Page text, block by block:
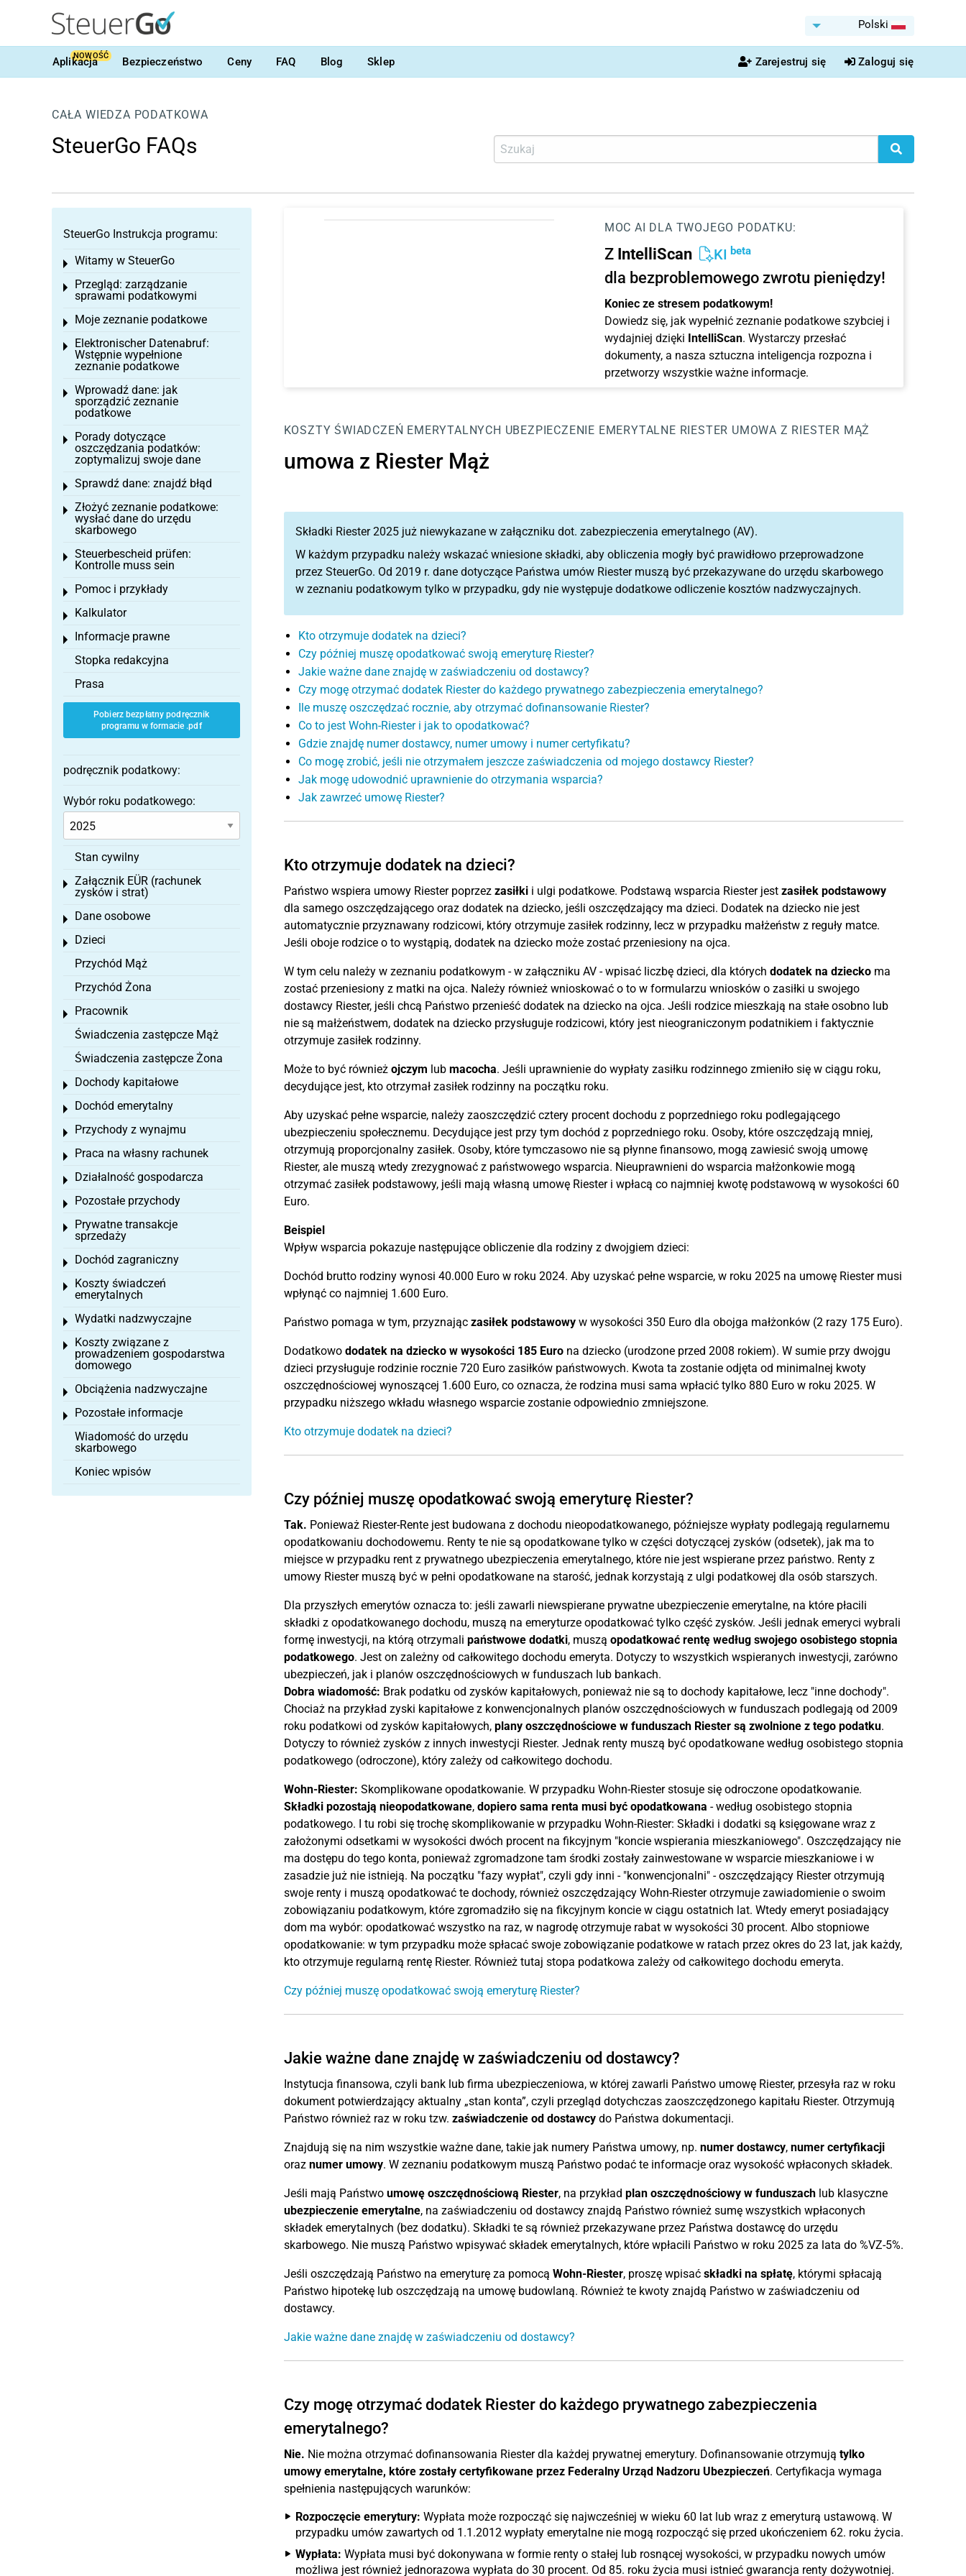
Polski
Aplikacja
NOWOŚĆ Bezpieczeństwo Ceny FAQ Blog Sklep Zarejestruj się Zaloguj się
CAŁA WIEDZA PODATKOWA
SteuerGo FAQs
MOC AI DLA TWOJEGO PODATKU:
Z IntelliScan KI beta
dla bezproblemowego zwrotu pieniędzy!
Koniec ze stresem podatkowym!
Dowiedz się, jak wypełnić zeznanie podatkowe szybciej i
wydajniej dzięki IntelliScan. Wystarczy przesłać
dokumenty, a nasza sztuczna inteligencja rozpozna i
przetworzy wszystkie ważne informacje.
KOSZTY ŚWIADCZEŃ EMERYTALNYCH UBEZPIECZENIE EMERYTALNE RIESTER UMOWA Z RIESTER MĄŻ
umowa z Riester Mąż
Składki Riester 2025 już niewykazane w załączniku dot. zabezpieczenia emerytalnego (AV).
W każdym przypadku należy wskazać wniesione składki, aby obliczenia mogły być prawidłowo przeprowadzone
przez SteuerGo. Od 2019 r. dane dotyczące Państwa umów Riester muszą być przekazywane do urzędu skarbowego
w zeznaniu podatkowym tylko w przypadku, gdy nie występuje dodatkowe odliczenie kosztów nadzwyczajnych.
Kto otrzymuje dodatek na dzieci?
Czy później muszę opodatkować swoją emeryturę Riester?
Jakie ważne dane znajdę w zaświadczeniu od dostawcy?
Czy mogę otrzymać dodatek Riester do każdego prywatnego zabezpieczenia emerytalnego?
Ile muszę oszczędzać rocznie, aby otrzymać dofinansowanie Riester?
Co to jest Wohn-Riester i jak to opodatkować?
Gdzie znajdę numer dostawcy, numer umowy i numer certyfikatu?
Co mogę zrobić, jeśli nie otrzymałem jeszcze zaświadczenia od mojego dostawcy Riester?
Jak mogę udowodnić uprawnienie do otrzymania wsparcia?
Jak zawrzeć umowę Riester?
Kto otrzymuje dodatek na dzieci?
Państwo wspiera umowy Riester poprzez zasiłkii ulgi podatkowe. Podstawą wsparcia Riester jest zasiłek podstawowy
dla samego oszczędzającego oraz dodatek na dziecko, jeśli oszczędzający ma dzieci. Dodatek na dziecko nie jest
automatycznie przyznawany rodzicowi, który otrzymuje zasiłek rodzinny, lecz w przypadku małżeństw z reguły matce.
Jeśli oboje rodzice o to wystąpią, dodatek na dziecko może zostać przeniesiony na ojca.
W tym celu należy w zeznaniu podatkowym - w załączniku AV - wpisać liczbę dzieci, dla których dodatek na dzieckoma
zostać przeniesiony z matki na ojca. Należy również wnioskować o to w formularzu wniosków o zasiłki u swojego
dostawcy Riester, jeśli chcą Państwo przenieść dodatek na dziecko na ojca. Jeśli rodzice mieszkają na stałe osobno lub
nie są małżeństwem, dodatek na dziecko przysługuje rodzicowi, który jest nieograniczonym podatnikiem i faktycznie
otrzymuje zasiłek rodzinny.
Może to być również ojczym lub macocha. Jeśli uprawnienie do wypłaty zasiłku rodzinnego zmieniło się w ciągu roku,
decydujące jest, kto otrzymał zasiłek rodzinny na początku roku.
Aby uzyskać pełne wsparcie, należy zaoszczędzić cztery procent dochodu z poprzedniego roku podlegającego
ubezpieczeniu społecznemu. Decydujące jest przy tym dochód z poprzedniego roku. Osoby, które oszczędzają mniej,
otrzymują proporcjonalny zasiłek. Osoby, które tymczasowo nie są płynne finansowo, mogą zawiesić swoją umowę
Riester, ale muszą wtedy zrezygnować z państwowego wsparcia. Nieuprawnieni do wsparcia małżonkowie mogą
otrzymać zasiłek podstawowy, jeśli mają własną umowę Riester i wpłacą co najmniej kwotę podstawową w wysokości 60
Euro.
Beispiel
Wpływ wsparcia pokazuje następujące obliczenie dla rodziny z dwojgiem dzieci:
Dochód brutto rodziny wynosi 40.000 Euro w roku 2024. Aby uzyskać pełne wsparcie, w roku 2025 na umowę Riester musi
wpłynąć co najmniej 1.600 Euro.
Państwo pomaga w tym, przyznając zasiłek podstawowyw wysokości 350 Euro dla obojga małżonków (2 razy 175 Euro).
Dodatkowo dodatek na dziecko w wysokości 185 Eurona dziecko (urodzone przed 2008 rokiem). W sumie przy dwojgu
dzieci przysługuje rodzinie rocznie 720 Euro zasiłków państwowych. Kwota ta zostanie odjęta od minimalnej kwoty
oszczędnościowej wynoszącej 1.600 Euro, co oznacza, że rodzina musi sama wpłacić tylko 880 Euro w roku 2025. W
przypadku niższego wkładu własnego wsparcie zostanie odpowiednio zmniejszone.
Kto otrzymuje dodatek na dzieci?
Czy później muszę opodatkować swoją emeryturę Riester?
Tak. Ponieważ Riester-Rente jest budowana z dochodu nieopodatkowanego, późniejsze wypłaty podlegają regularnemu
opodatkowaniu dochodowemu. Renty te nie są opodatkowane tylko w części dotyczącej zysków (odsetek), jak ma to
miejsce w przypadku rent z prywatnego ubezpieczenia emerytalnego, które nie jest wspierane przez państwo. Renty z
umowy Riester muszą być w pełni opodatkowane na starość, jednak korzystają z ulgi podatkowej dla osób starszych.
Dla przyszłych emerytów oznacza to: jeśli zawarli niewspierane prywatne ubezpieczenie emerytalne, na które płacili
składki z opodatkowanego dochodu, muszą na emeryturze opodatkować tylko część zysków. Jeśli jednak emeryci wybrali
formę inwestycji, na którą otrzymali państwowe dodatki, muszą opodatkować rentę według swojego osobistego stopnia
podatkowego. Jest on zależny od całkowitego dochodu emeryta. Dotyczy to wszystkich wspieranych inwestycji, zarówno
ubezpieczeń, jak i planów oszczędnościowych w funduszach lub bankach.
Dobra wiadomość: Brak podatku od zysków kapitałowych, ponieważ nie są to dochody kapitałowe, lecz "inne dochody".
Chociaż na przykład zyski kapitałowe z konwencjonalnych planów oszczędnościowych w funduszach podlegają od 2009
roku podatkowi od zysków kapitałowych, plany oszczędnościowe w funduszach Riester są zwolnione z tego podatku.
Dotyczy to również zysków z innych inwestycji Riester. Jednak renty muszą być opodatkowane według osobistego stopnia
podatkowego (odroczone), który zależy od całkowitego dochodu.
Wohn-Riester: Skomplikowane opodatkowanie. W przypadku Wohn-Riester stosuje się odroczone opodatkowanie.
Składki pozostają nieopodatkowane, dopiero sama renta musi być opodatkowana - według osobistego stopnia
podatkowego. I tu robi się trochę skomplikowanie w przypadku Wohn-Riester: Składki i dodatki są księgowane wraz z
założonymi odsetkami w wysokości dwóch procent na fikcyjnym "koncie wspierania mieszkaniowego". Oszczędzający nie
ma dostępu do tego konta, ponieważ zgromadzone tam środki zostały zainwestowane w wsparcie mieszkaniowe i w
zasadzie już nie istnieją. Na początku "fazy wypłat", czyli gdy inni - "konwencjonalni" - oszczędzający Riester otrzymują
swoje renty i muszą opodatkować te dochody, również oszczędzający Wohn-Riester otrzymuje zawiadomienie o swoim
zobowiązaniu podatkowym, które zgromadziło się na fikcyjnym koncie w ciągu ostatnich lat. Wtedy emeryt posiadający
dom ma wybór: opodatkować wszystko na raz, w nagrodę otrzymuje rabat w wysokości 30 procent. Albo stopniowe
opodatkowanie: w tym przypadku może spłacać swoje zobowiązanie podatkowe w ratach przez okres do 23 lat, jak każdy,
kto otrzymuje regularną rentę Riester. Również tutaj stopa podatkowa zależy od całkowitego dochodu emeryta.
Czy później muszę opodatkować swoją emeryturę Riester?
Jakie ważne dane znajdę w zaświadczeniu od dostawcy?
Instytucja finansowa, czyli bank lub firma ubezpieczeniowa, w której zawarli Państwo umowę Riester, przesyła raz w roku
dokument potwierdzający aktualny „stan konta”, czyli przegląd dotychczas zaoszczędzonego kapitału Riester. Otrzymują
Państwo również raz w roku tzw. zaświadczenie od dostawcydo Państwa dokumentacji.
Znajdują się na nim wszystkie ważne dane, takie jak numery Państwa umowy, np. numer dostawcy, numer certyfikacji
oraz numer umowy. W zeznaniu podatkowym muszą Państwo podać te informacje oraz wysokość wpłaconych składek.
Jeśli mają Państwo umowę oszczędnościową Riester, na przykład plan oszczędnościowy w funduszachlub klasyczne
ubezpieczenie emerytalne, na zaświadczeniu od dostawcy znajdą Państwo również sumę wszystkich wpłaconych
składek emerytalnych (bez dodatku). Składki te są również przekazywane przez Państwa dostawcę do urzędu
skarbowego. Nie muszą Państwo wpisywać składek emerytalnych, które wpłacili Państwo w roku 2025 za lata do %VZ-5%.
Jeśli oszczędzają Państwo na emeryturę za pomocą Wohn-Riester, proszę wpisać składki na spłatę, którymi spłacają
Państwo hipotekę lub oszczędzają na umowę budowlaną. Również te kwoty znajdą Państwo w zaświadczeniu od
dostawcy.
Jakie ważne dane znajdę w zaświadczeniu od dostawcy?
Czy mogę otrzymać dodatek Riester do każdego prywatnego zabezpieczenia
emerytalnego?
Nie. Nie można otrzymać dofinansowania Riester dla każdej prywatnej emerytury. Dofinansowanie otrzymują tylko
umowy emerytalne, które zostały certyfikowane przez Federalny Urząd Nadzoru Ubezpieczeń. Certyfikacja wymaga
spełnienia następujących warunków:
Rozpoczęcie emerytury: Wypłata może rozpocząć się najwcześniej w wieku 60 lat lub wraz z emeryturą ustawową. W
przypadku umów zawartych od 1.1.2012 wypłaty emerytalne nie mogą rozpocząć się przed ukończeniem 62. roku życia.
Wypłata: Wypłata musi być dokonywana w formie renty o stałej lub rosnącej wysokości, w przypadku nowych umów
możliwa jest również jednorazowa wypłata do 30 procent. Od 85. roku życia musi istnieć gwarancja renty dożywotniej.
SteuerGo Instrukcja programu:
Witamy w SteuerGo
Toggle menu
Przegląd: zarządzanie
sprawami podatkowymi
Toggle menu
Moje zeznanie podatkowe
Toggle menu
Elektronischer Datenabruf:
Wstępnie wypełnione
zeznanie podatkowe
Toggle menu
Wprowadź dane: jak
sporządzić zeznanie
podatkowe
Toggle menu
Porady dotyczące
oszczędzania podatków:
zoptymalizuj swoje dane
Toggle menu
Sprawdź dane: znajdź błąd
Toggle menu
Złożyć zeznanie podatkowe:
wysłać dane do urzędu
skarbowego
Toggle menu
Steuerbescheid prüfen:
Kontrolle muss sein
Toggle menu
Pomoc i przykłady
Toggle menu
Kalkulator
Toggle menu
Informacje prawne
Toggle menu
Stopka redakcyjna
Prasa
Pobierz bezpłatny podręcznik
programu w formacie .pdf
podręcznik podatkowy:
Wybór roku podatkowego:
Stan cywilny
Załącznik EÜR (rachunek
zysków i strat)
Toggle menu
Dane osobowe
Toggle menu
Dzieci
Toggle menu
Przychód Mąż
Przychód Żona
Pracownik
Toggle menu
Świadczenia zastępcze Mąż
Świadczenia zastępcze Żona
Dochody kapitałowe
Toggle menu
Dochód emerytalny
Toggle menu
Przychody z wynajmu
Toggle menu
Praca na własny rachunek
Toggle menu
Działalność gospodarcza
Toggle menu
Pozostałe przychody
Toggle menu
Prywatne transakcje
sprzedaży
Toggle menu
Dochód zagraniczny
Toggle menu
Koszty świadczeń
emerytalnych
Toggle menu
Wydatki nadzwyczajne
Toggle menu
Koszty związane z
prowadzeniem gospodarstwa
domowego
Toggle menu
Obciążenia nadzwyczajne
Toggle menu
Pozostałe informacje
Toggle menu
Wiadomość do urzędu
skarbowego
Koniec wpisów